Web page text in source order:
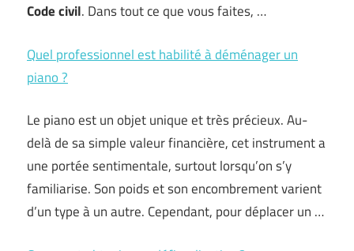
Code civil. Dans tout ce que vous faites, …
Quel professionnel est habilité à déménager un
piano ?
Le piano est un objet unique et très précieux. Au-
delà de sa simple valeur financière, cet instrument a
une portée sentimentale, surtout lorsqu’on s’y
familiarise. Son poids et son encombrement varient
d’un type à un autre. Cependant, pour déplacer un …